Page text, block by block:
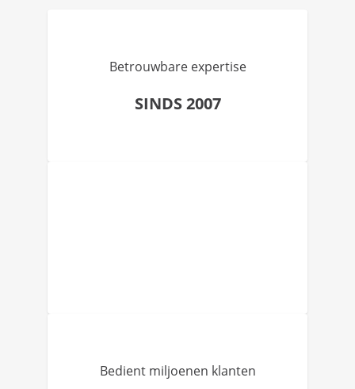
Betrouwbare expertise
SINDS 2007
Bedient miljoenen klanten